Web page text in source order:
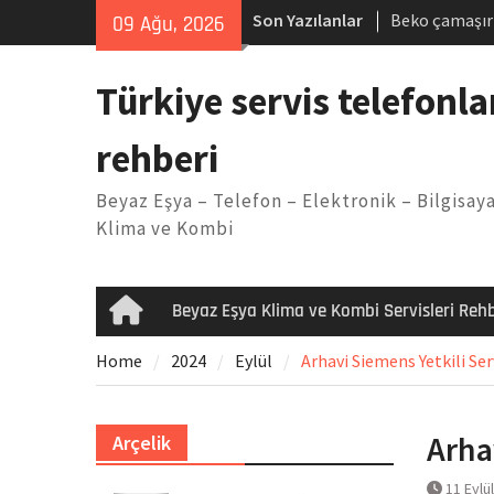
09 Ağu, 2026 Son Yazılanlar
Beko
Demirdöküm
Arızası
Türkiye servis
rehberi
Beyaz Eşya – Telefon – Elektronik –
Klima ve Kombi
HomeBeyaz Eşya Klima ve Kombi Servisleri
Home 2024 Eylül Arhavi Siemens Yetkili
11
Arçelik